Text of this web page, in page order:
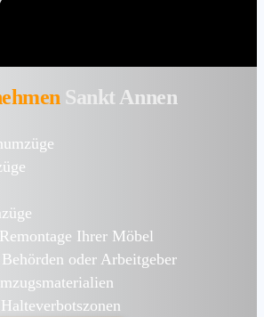
Sankt Annen
Ihrer Möbel
oder Arbeitgeber